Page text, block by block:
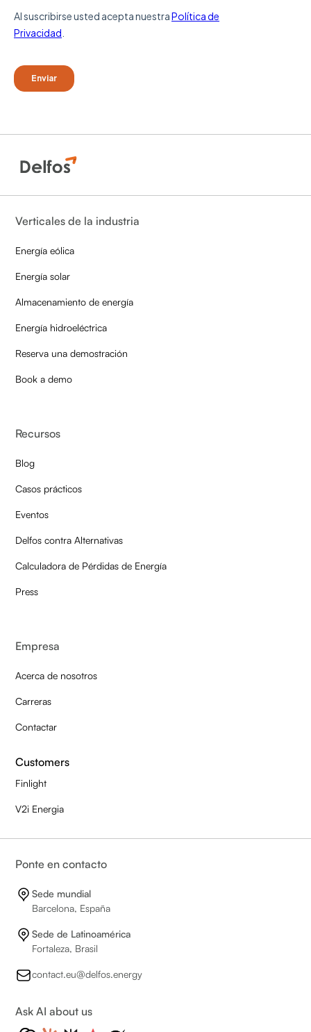
Verticales de la industria
Energía eólica
Energía solar
Almacenamiento de energía
Energía hidroeléctrica
Reserva una demostración
Book a demo
Recursos
Blog
Casos prácticos
Eventos
Delfos contra Alternativas
Calculadora de Pérdidas de Energía
Press
Empresa
Acerca de nosotros
Carreras
Contactar
Customers
Finlight
V2i Energia
Ponte en contacto
Sede mundial
Barcelona, España
Sede de Latinoamérica
Fortaleza, Brasil
contact.eu@delfos.energy
Ask AI about us